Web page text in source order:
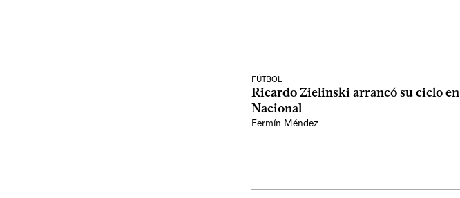
FÚTBOL
Ricardo Zielinski arrancó su ciclo en
Nacional
Fermín Méndez